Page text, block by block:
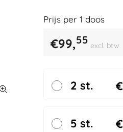
Prijs per 1 doos
€99,55 excl. btw
2 st. €
5 st. €